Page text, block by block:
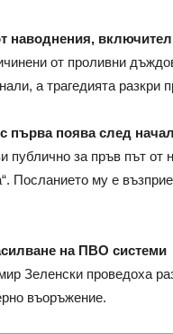
наводнения,
от проливни
а трагедията разкри
първа поява след
за пръв път от
Посланието му е
на ПВО системи
Зеленски проведоха
въоръжение.